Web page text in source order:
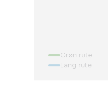
Grøn rute
Lang rute